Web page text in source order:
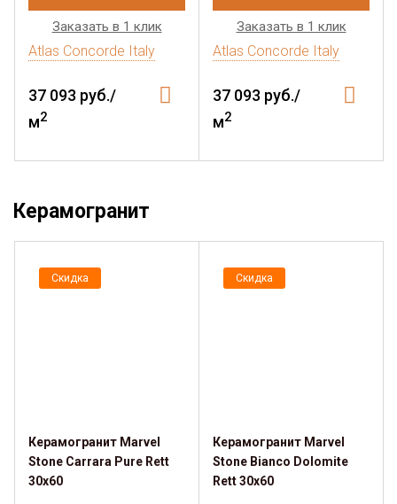
Заказать в 1 клик
Atlas Concorde Italy
37 093 руб./
м2
Заказать в 1 клик
Atlas Concorde Italy
37 093 руб./
м2
Керамогранит
Скидка
Керамогранит Marvel
Stone Carrara Pure Rett
30x60
Скидка
Керамогранит Marvel
Stone Bianco Dolomite
Rett 30x60